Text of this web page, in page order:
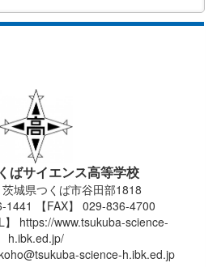
ばサイエンス高等学校
城県つくば市谷田部1818
1441 【FAX】 029-836-4700
】 https://www.tsukuba-science-
h.ibk.ed.jp/
science-h.ibk.ed.jp